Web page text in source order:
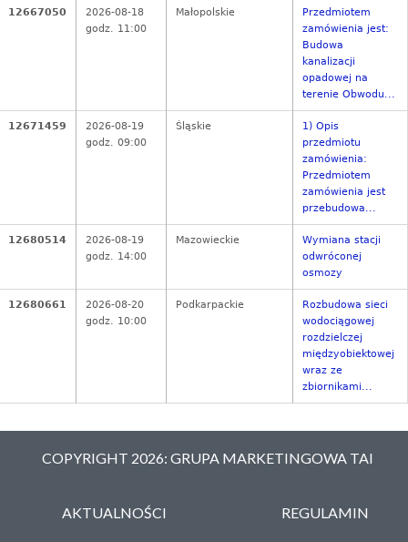
12667050
2026-08-18
godz. 11:00
Małopolskie
Przedmiotem
zamówienia jest:
Budowa
kanalizacji
opadowej na
terenie Obwodu...
12671459
2026-08-19
godz. 09:00
Śląskie
1) Opis
przedmiotu
zamówienia:
Przedmiotem
zamówienia jest
przebudowa...
12680514
2026-08-19
godz. 14:00
Mazowieckie
Wymiana stacji
odwróconej
osmozy
12680661
2026-08-20
godz. 10:00
Podkarpackie
Rozbudowa sieci
wodociągowej
rozdzielczej
międzyobiektowej
wraz ze
zbiornikami...
COPYRIGHT 2026: GRUPA MARKETINGOWA TAI
AKTUALNOŚCI REGULAMIN